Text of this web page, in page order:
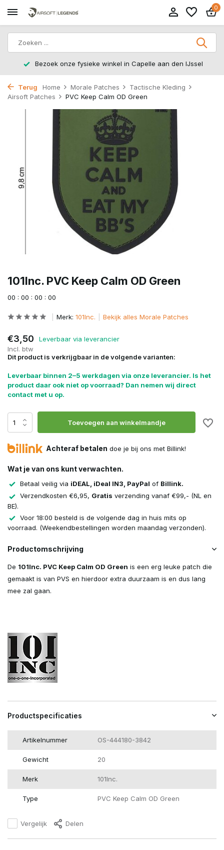
0
Bezoek onze fysieke winkel in Capelle aan den IJssel
Terug Home Morale Patches
Tactische Kleding
Airsoft Patches
PVC Keep Calm OD Green
101Inc. PVC Keep Calm OD Green
00 : 00 : 00 : 00
Merk: 101Inc. Bekijk alles Morale Patches
€3,50
Leverbaar via leverancier
Incl. btw
Dit product is verkrijgbaar in de volgende varianten:
Leverbaar binnen 2–5 werkdagen via onze leverancier. Is het
product daar ook niet op voorraad? Dan nemen wij direct
contact met u op.
Toevoegen aan winkelmandje
Achteraf betalen doe je bij ons met Billink!
Wat je van ons kunt verwachten.
Betaal veilig via iDEAL, iDeal IN3, PayPal of Billink.
Verzendkosten €6,95, Gratis verzending vanaf €99,- (NL en
BE).
Voor 18:00 besteld is de volgende dag in huis mits op
voorraad. (Weekendbestellingen worden maandag verzonden).
Productomschrijving
De 101Inc. PVC Keep Calm OD Green is een erg leuke patch die
gemaakt is van PVS en hierdoor extra duurzaam is en dus lang
mee zal gaan.
Productspecificaties
Artikelnummer OS-444180-3842
Gewicht 20
Merk 101Inc.
Type PVC Keep Calm OD Green
Vergelijk Delen